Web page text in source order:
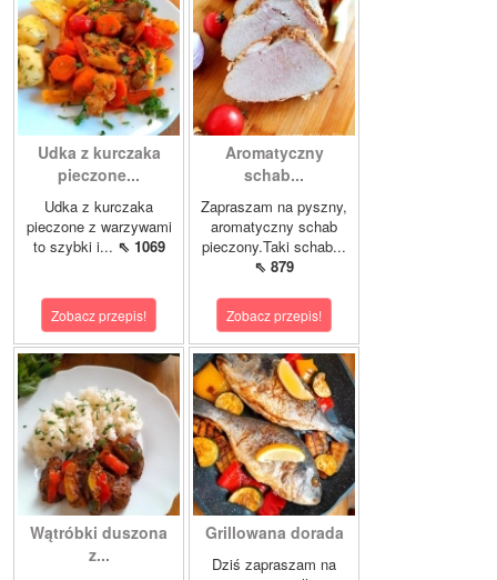
Udka z kurczaka
pieczone...
Udka z kurczaka
pieczone z warzywami
to szybki i... ⇖ 1069
Zobacz przepis!
Aromatyczny
schab...
Zapraszam na pyszny,
aromatyczny schab
pieczony.Taki schab...
⇖ 879
Zobacz przepis!
Wątróbki duszona
z...
Grillowana dorada
Dziś zapraszam na